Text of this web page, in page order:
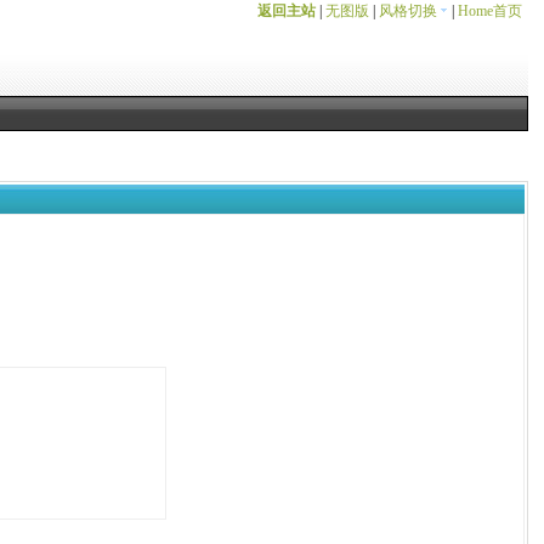
返回主站| 无图版 风格切换 Home首页